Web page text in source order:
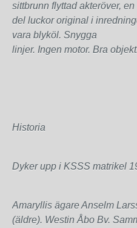
sittbrunn flyttad akteröver, en
del luckor original i
vara blyköl. Snygga
linjer. Ingen motor. Bra
Historia
Dyker upp i KSSS matrikel
Amaryllis ägare Anselm
(äldre). Westin Åbo Bv.